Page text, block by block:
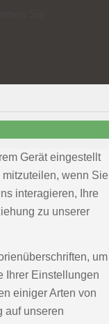
Gerät eingestellt
wenn Sie
interagieren, Ihre
zu unserer
um
Ihrer Einstellungen
einiger Arten von
auf unseren